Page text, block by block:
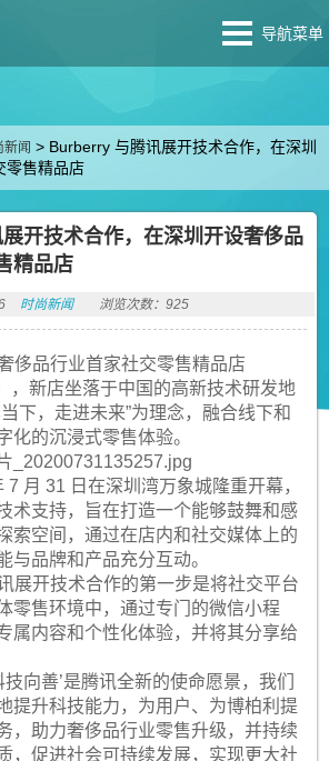
导航菜单
新闻 > Burberry 与腾讯展开技术合作，在深圳
零售精品店
开技术合作，在深圳开设奢侈品
精品店
时尚新闻 浏览次数：925
侈品行业首家社交零售精品店
，新店坐落于中国的高新技术研发地
下，走进未来”为理念，融合线下和
化的沉浸式零售体验。
7 月 31 日在深圳湾万象城隆重开幕，
术支持，旨在打造一个能够鼓舞和感
索空间，通过在店内和社交媒体上的
与品牌和产品充分互动。
展开技术合作的第一步是将社交平台
零售环境中，通过专门的微信小程
属内容和个性化体验，并将其分享给
技向善’是腾讯全新的使命愿景，我们
提升科技能力，为用户、为博柏利提
，助力奢侈品行业零售升级，并持续
，促进社会可持续发展，实现更大社